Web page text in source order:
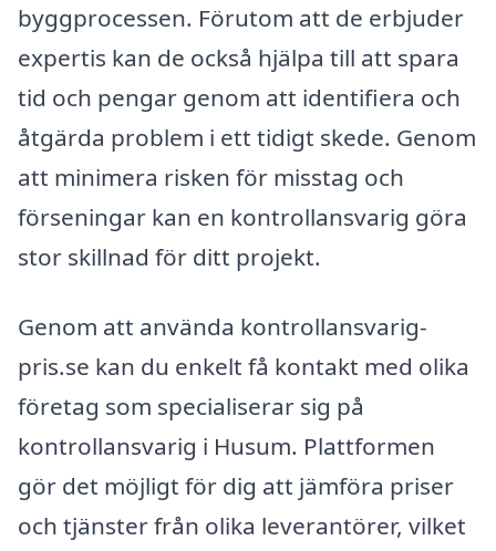
byggprocessen. Förutom att de erbjuder
expertis kan de också hjälpa till att spara
tid och pengar genom att identifiera och
åtgärda problem i ett tidigt skede. Genom
att minimera risken för misstag och
förseningar kan en kontrollansvarig göra
stor skillnad för ditt projekt.
Genom att använda kontrollansvarig-
pris.se kan du enkelt få kontakt med olika
företag som specialiserar sig på
kontrollansvarig i Husum. Plattformen
gör det möjligt för dig att jämföra priser
och tjänster från olika leverantörer, vilket